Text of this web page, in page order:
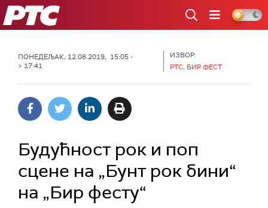
РТС
ПОНЕДЕЉАК, 12.08.2019, 15:05 -
> 17:41
ИЗВОР:
РТС, БИР ФЕСТ
Будућност рок и поп
сцене на „Бунт рок бини“
на „Бир фесту“